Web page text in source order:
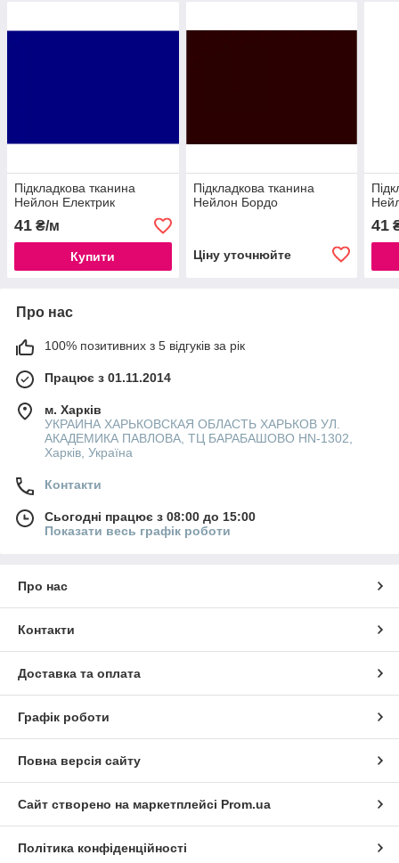
Підкладкова тканина
Нейлон Електрик
41 ₴/м
Купити
Підкладкова тканина
Нейлон Бордо
Ціну уточнюйте
41
Про нас
100% позитивних з 5 відгуків за рік
Працює з 01.11.2014
м. Харків
УКРАИНА ХАРЬКОВСКАЯ ОБЛАСТЬ ХАРЬКОВ УЛ.
АКАДЕМИКА ПАВЛОВА, ТЦ БАРАБАШОВО HN-1302,
Харків, Україна
Контакти
Сьогодні працює з 08:00 до 15:00
Показати весь графік роботи
Про нас
Контакти
Доставка та оплата
Графік роботи
Повна версія сайту
Сайт створено на маркетплейсі Prom.ua
Політика конфіденційності